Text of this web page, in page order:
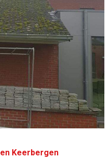
Keerbergen